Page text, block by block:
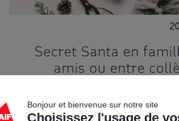
Secret Santa en
amis ou entre
Bonjour et bienvenue sur notre site
Choisissez l'usage de